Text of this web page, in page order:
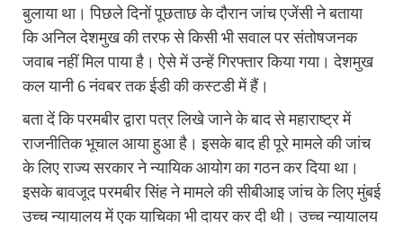
बुलाया था। पिछले दिनों पूछताछ के दौरान जांच एजेंसी ने बताया
कि अनिल देशमुख की तरफ से किसी भी सवाल पर संतोषजनक
जवाब नहीं मिल पाया है। ऐसे में उन्हें गिरफ्तार किया गया। देशमुख
कल यानी 6 नंवबर तक ईडी की कस्टडी में हैं।
बता दें कि परमबीर द्वारा पत्र लिखे जाने के बाद से महाराष्ट्र में
राजनीतिक भूचाल आया हुआ है। इसके बाद ही पूरे मामले की जांच
के लिए राज्य सरकार ने न्यायिक आयोग का गठन कर दिया था।
इसके बावजूद परमबीर सिंह ने मामले की सीबीआइ जांच के लिए मुंबई
उच्च न्यायालय में एक याचिका भी दायर कर दी थी। उच्च न्यायालय